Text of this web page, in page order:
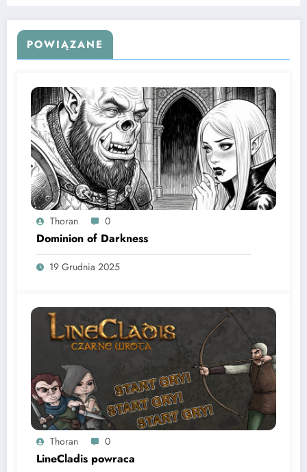
POWIĄZANE
Thoran 0
Dominion of Darkness
19 Grudnia 2025
Thoran 0
LineCladis powraca